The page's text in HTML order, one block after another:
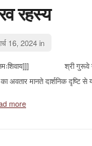
रहस्य
16, 2024 in
श्री
अवतार मानते दार्शनिक दृष्टि
more